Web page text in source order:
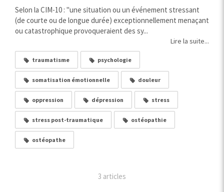
Selon la CIM-10 : "une situation ou un événement stressant
(de courte ou de longue durée) exceptionnellement menaçant
ou catastrophique provoqueraient des sy...
Lire la suite...
traumatisme psychologie
somatisation émotionnelle douleur
oppression dépression stress
stress post-traumatique ostéopathie
ostéopathe
3 articles